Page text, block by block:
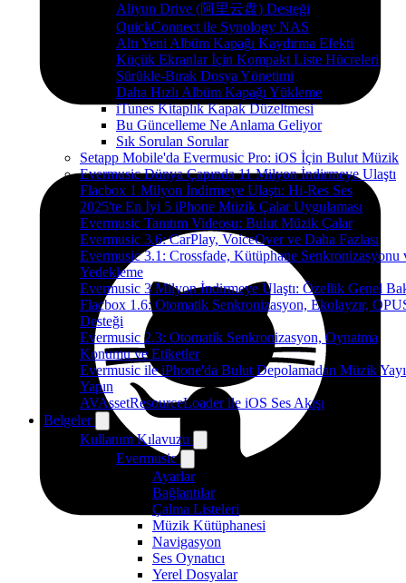
Aliyun Drive (阿里云盘) Desteği
QuickConnect ile Synology NAS
Altı Yeni Albüm Kapağı Kaydırma Efekti
Küçük Ekranlar İçin Kompakt Liste Hücreleri
Sürükle-Bırak Dosya Yönetimi
Daha Hızlı Albüm Kapağı Yükleme
iTunes Kitaplık Kapak Düzeltmesi
Bu Güncelleme Ne Anlama Geliyor
Sık Sorulan Sorular
Setapp Mobile'da Evermusic Pro: iOS İçin Bulut Müzik
Evermusic Dünya Çapında 11 Milyon İndirmeye Ulaştı
Flacbox 1 Milyon İndirmeye Ulaştı: Hi-Res Ses
2025'te En İyi 5 iPhone Müzik Çalar Uygulaması
Evermusic Tanıtım Videosu: Bulut Müzik Çalar
Evermusic 3.6: CarPlay, VoiceOver ve Daha Fazlası
Evermusic 3.1: Crossfade, Kütüphane Senkronizasyonu
Yedekleme
Evermusic 3 Milyon İndirmeye Ulaştı: Özellik Genel
Flacbox 1.6: Otomatik Senkronizasyon, Ekolayzır,
Desteği
Evermusic 2.3: Otomatik Senkronizasyon, Oynatma
Konumu ve Etiketler
Evermusic ile iPhone'da Bulut Depolamadan Müzik
Yapın
AVAssetResourceLoader ile iOS Ses Akışı
Belgeler
Kullanım Kılavuzu
Evermusic
Ayarlar
Bağlantılar
Çalma Listeleri
Müzik Kütüphanesi
Navigasyon
Ses Oynatıcı
Yerel Dosyalar